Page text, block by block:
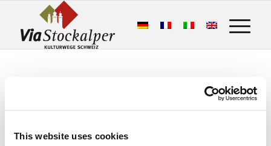
This website uses cookies